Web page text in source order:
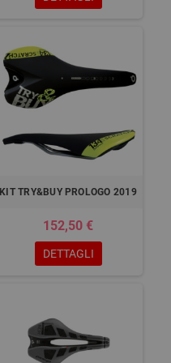
KIT TRY&BUY PROLOGO 2019
152,50 €
DETTAGLI